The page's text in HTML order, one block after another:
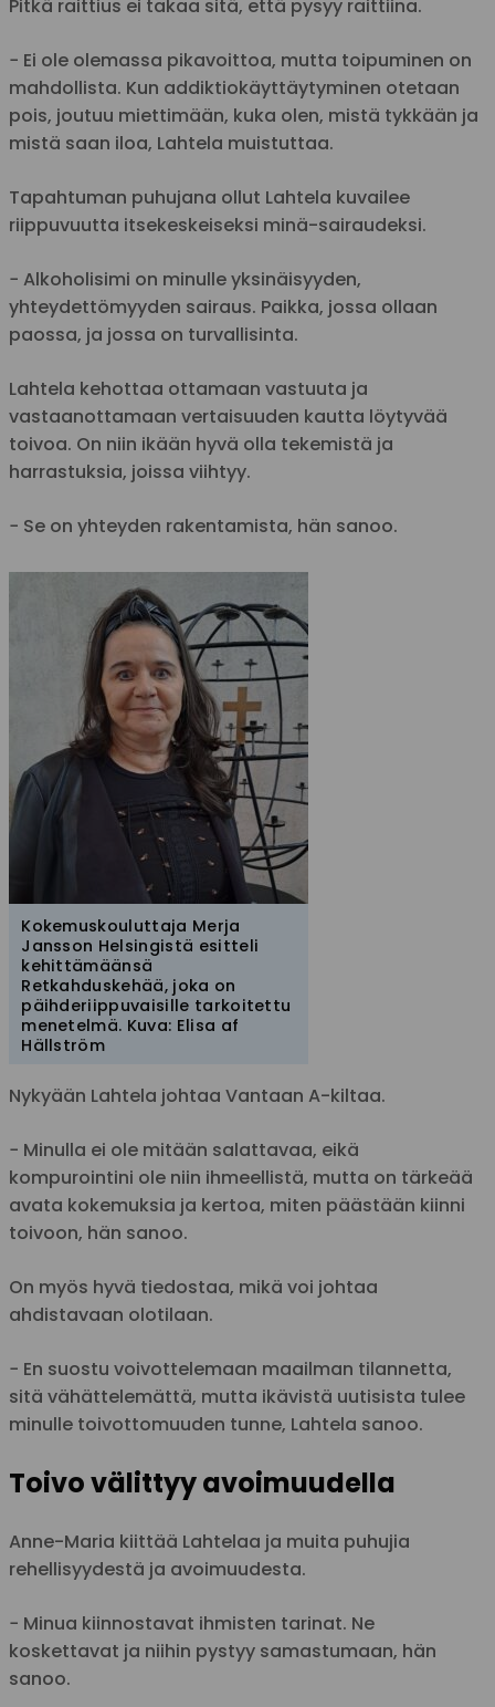
Pitkä raittius ei takaa sitä, että pysyy raittiina.
− Ei ole olemassa pikavoittoa, mutta toipuminen on
mahdollista. Kun addiktiokäyttäytyminen otetaan
pois, joutuu miettimään, kuka olen, mistä tykkään ja
mistä saan iloa, Lahtela muistuttaa.
Tapahtuman puhujana ollut Lahtela kuvailee
riippuvuutta itsekeskeiseksi minä-sairaudeksi.
− Alkoholisimi on minulle yksinäisyyden,
yhteydettömyyden sairaus. Paikka, jossa ollaan
paossa, ja jossa on turvallisinta.
Lahtela kehottaa ottamaan vastuuta ja
vastaanottamaan vertaisuuden kautta löytyvää
toivoa. On niin ikään hyvä olla tekemistä ja
harrastuksia, joissa viihtyy.
− Se on yhteyden rakentamista, hän sanoo.
Kokemuskouluttaja Merja
Jansson Helsingistä esitteli
kehittämäänsä
Retkahduskehää, joka on
päihderiippuvaisille tarkoitettu
menetelmä. Kuva: Elisa af
Hällström
Nykyään Lahtela johtaa Vantaan A-kiltaa.
− Minulla ei ole mitään salattavaa, eikä
kompurointini ole niin ihmeellistä, mutta on tärkeää
avata kokemuksia ja kertoa, miten päästään kiinni
toivoon, hän sanoo.
On myös hyvä tiedostaa, mikä voi johtaa
ahdistavaan olotilaan.
− En suostu voivottelemaan maailman tilannetta,
sitä vähättelemättä, mutta ikävistä uutisista tulee
minulle toivottomuuden tunne, Lahtela sanoo.
Toivo välittyy avoimuudella
Anne-Maria kiittää Lahtelaa ja muita puhujia
rehellisyydestä ja avoimuudesta.
− Minua kiinnostavat ihmisten tarinat. Ne
koskettavat ja niihin pystyy samastumaan, hän
sanoo.